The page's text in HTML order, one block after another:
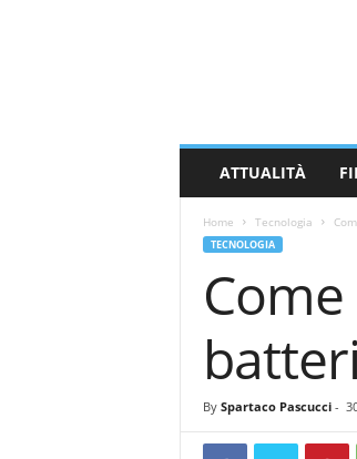
ATTUALITÀ
Home Tecnologia
TECNOLOGIA
By Spartaco Pascucci-